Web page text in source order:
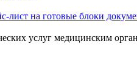
лист на готовые блоки
услуг медицинским